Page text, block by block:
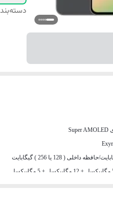
(نانو سیم)